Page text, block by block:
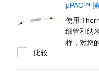
μPAC™
使用
细管和纳
样，对您
比较